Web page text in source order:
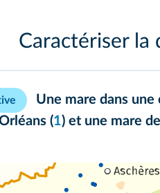
Caractériser la
Une mare dans une
(1) et une mare